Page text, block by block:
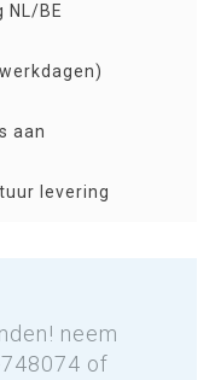
NL/BE
aan
levering
neem
of